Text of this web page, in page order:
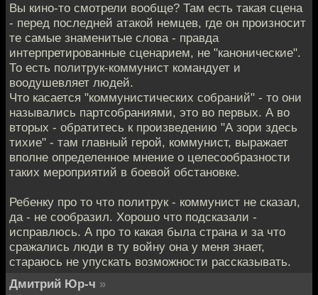
Вы кино-то смотрели вообще? Там есть такая сцена
- перед последней атакой немцев, где он произносит
те самые знаменитые слова - правда
интерпретированные сценарием, не "канонические".
То есть политрук-коммунист командует и
воодушевляет людей.
Что касается "коммунистических собраний" - то они
назывались партсобраниями, это во первых. А во
вторых - обратитесь к произведению "А зори здесь
тихие" - там главный герой, коммунист, выражает
вполне определенное мнение о целесообразности
таких мероприятий в боевой обстановке.
Ребенку про то что политрук - коммунист не сказал,
да - не сообразил. Хорошо что подсказали -
исправлюсь. А про то какая была страна и за что
сражались люди в ту войну она у меня знает,
стараюсь не упускать возможности рассказывать.
Дмитрий Юр-ч »